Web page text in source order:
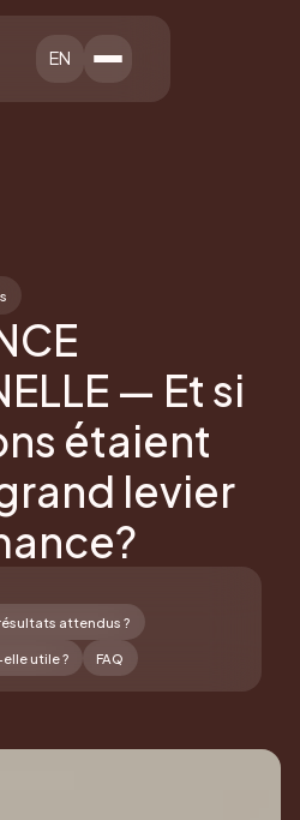
EN
— Et si
étaient
levier
attendus ?
utile ? FAQ